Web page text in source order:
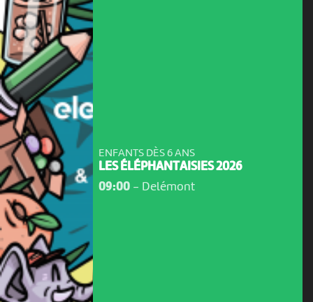
ENFANTS DÈS 6 ANS
LES ÉLÉPHANTAISIES 2026
09:00- Delémont